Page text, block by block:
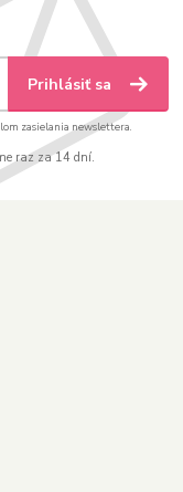
Prihlásiť sa
zasielania newslettera.
raz za 14 dní.